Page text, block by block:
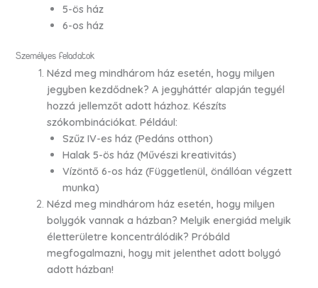
5-ös ház
6-os ház
Személyes feladatok
Nézd meg mindhárom ház esetén, hogy milyen
jegyben kezdődnek? A jegyháttér alapján tegyél
hozzá jellemzőt adott házhoz. Készíts
szókombinációkat. Például:
Szűz IV-es ház (Pedáns otthon)
Halak 5-ös ház (Művészi kreativitás)
Vízöntő 6-os ház (Függetlenül, önállóan végzett
munka)
Nézd meg mindhárom ház esetén, hogy milyen
bolygók vannak a házban? Melyik energiád melyik
életterületre koncentrálódik? Próbáld
megfogalmazni, hogy mit jelenthet adott bolygó
adott házban!